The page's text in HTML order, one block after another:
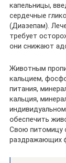
капельницы,
сердечные
(Диазепам).
требует
они снижают
Животным
кальцием,
питания,
кальция,
обеспечить
Свою питомицу
раздражающих